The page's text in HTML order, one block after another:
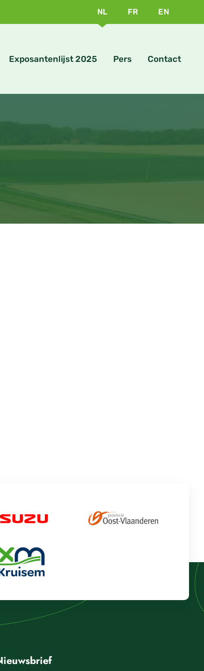
NL FR EN
Exposantenlijst 2025 Pers Contact